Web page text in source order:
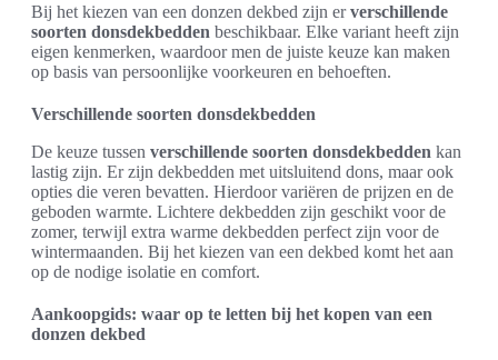
Bij het kiezen van een donzen dekbed zijn erverschillende
soorten donsdekbedden beschikbaar. Elke variant heeft zijn
eigen kenmerken, waardoor men de juiste keuze kan maken
op basis van persoonlijke voorkeuren en behoeften.
Verschillende soorten donsdekbedden
De keuze tussen verschillende soorten donsdekbedden kan
lastig zijn. Er zijn dekbedden met uitsluitend dons, maar ook
opties die veren bevatten. Hierdoor variëren de prijzen en de
geboden warmte. Lichtere dekbedden zijn geschikt voor de
zomer, terwijl extra warme dekbedden perfect zijn voor de
wintermaanden. Bij het kiezen van een dekbed komt het aan
op de nodige isolatie en comfort.
Aankoopgids: waar op te letten bij het kopen van een
donzen dekbed